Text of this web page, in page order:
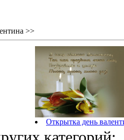
>>
Открытка день